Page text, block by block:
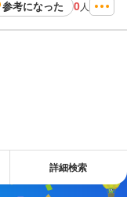
参考になった 0人
詳細検索